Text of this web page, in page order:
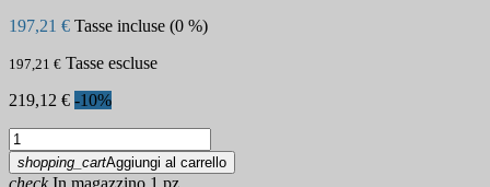
197,21 € Tasse incluse (0 %)
197,21 € Tasse escluse
219,12 € -10%
shopping_cartAggiungi al carrello